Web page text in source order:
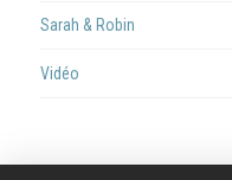
Sarah & Robin
Vidéo